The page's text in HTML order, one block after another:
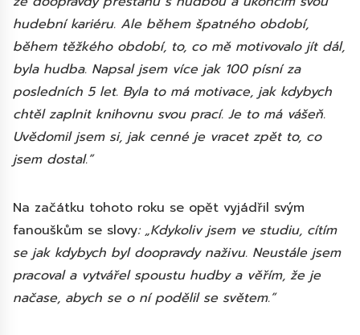
hudební kariéru. Ale během špatného období,
během těžkého období, to, co mě motivovalo jít dál,
byla hudba. Napsal jsem více jak 100 písní za
posledních 5 let. Byla to má motivace, jak kdybych
chtěl zaplnit knihovnu svou prací. Je to má vášeň.
Uvědomil jsem si, jak cenné je vracet zpět to, co
jsem dostal.”
Na začátku tohoto roku se opět vyjádřil svým
fanouškům se slovy: „Kdykoliv jsem ve studiu, cítím
se jak kdybych byl doopravdy naživu. Neustále jsem
pracoval a vytvářel spoustu hudby a věřím, že je
načase, abych se o ní podělil se světem.”